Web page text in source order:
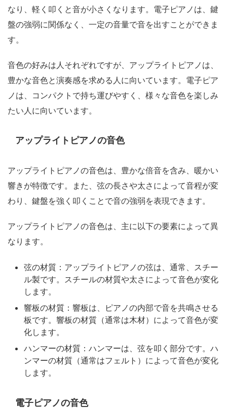
なり、軽く叩くと音が小さくなります。電子ピアノは、鍵
盤の強弱に関係なく、一定の音量で音を出すことができま
す。
音色の好みは人それぞれですが、アップライトピアノは、
豊かな音色と演奏感を求める人に向いています。電子ピア
ノは、コンパクトで持ち運びやすく、様々な音色を楽しみ
たい人に向いています。
アップライトピアノの音色
アップライトピアノの音色は、豊かな倍音を含み、暖かい
響きが特徴です。また、弦の長さや太さによって音程が変
わり、鍵盤を強く叩くことで音の強弱を表現できます。
アップライトピアノの音色は、主に以下の要素によって異
なります。
弦の材質：アップライトピアノの弦は、通常、スチー
ル製です。スチールの材質や太さによって音色が変化
します。
響板の材質：響板は、ピアノの内部で音を共鳴させる
板です。響板の材質（通常は木材）によって音色が変
化します。
ハンマーの材質：ハンマーは、弦を叩く部分です。ハ
ンマーの材質（通常はフェルト）によって音色が変化
します。
電子ピアノの音色